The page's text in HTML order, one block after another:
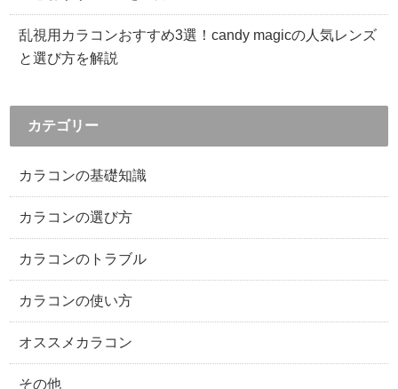
乱視用カラコンおすすめ3選！candy magicの人気レンズ
と選び方を解説
カテゴリー
カラコンの基礎知識
カラコンの選び方
カラコンのトラブル
カラコンの使い方
オススメカラコン
その他